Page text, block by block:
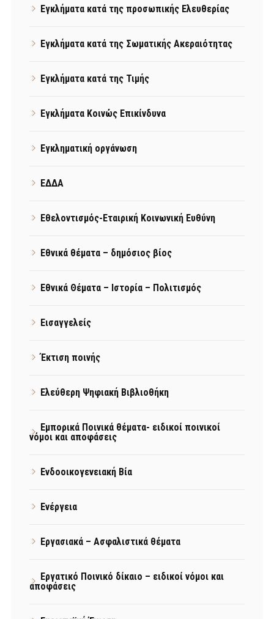
Εγκλήματα κατά της προσωπικής Ελευθερίας
Εγκλήματα κατά της Σωματικής Ακεραιότητας
Εγκλήματα κατά της Τιμής
Εγκλήματα Κοινώς Επικίνδυνα
Εγκληματική οργάνωση
ΕΔΔΑ
Εθελοντισμός-Εταιρική Κοινωνική Ευθύνη
Εθνικά θέματα – δημόσιος βίος
Εθνικά Θέματα – Ιστορία – Πολιτισμός
Εισαγγελείς
Έκτιση ποινής
Ελεύθερη Ψηφιακή Βιβλιοθήκη
Εμπορικά Ποινικά θέματα- ειδικοί ποινικοί
νόμοι και αποφάσεις
Ενδοοικογενειακή Βία
Ενέργεια
Εργασιακά – Ασφαλιστικά θέματα
Εργατικό Ποινικό δίκαιο – ειδικοί νόμοι και
αποφάσεις